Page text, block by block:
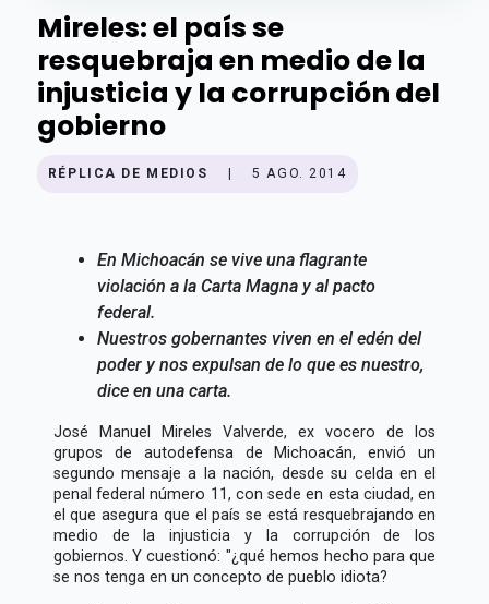
Mireles: el país se
resquebraja en medio de la
injusticia y la corrupción del
gobierno
RÉPLICA DE MEDIOS 5 AGO. 2014
En Michoacán se vive una flagrante
violación a la Carta Magna y al pacto
federal.
Nuestros gobernantes viven en el edén del
poder y nos expulsan de lo que es nuestro,
dice en una carta.
José Manuel Mireles Valverde, ex vocero de los
grupos de autodefensa de Michoacán, envió un
segundo mensaje a la nación, desde su celda en el
penal federal número 11, con sede en esta ciudad, en
el que asegura que el país se está resquebrajando en
medio de la injusticia y la corrupción de los
gobiernos. Y cuestionó: "¿qué hemos hecho para que
se nos tenga en un concepto de pueblo idiota?